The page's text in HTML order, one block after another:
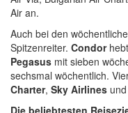
Air an.
Auch bei den
Spitzenreiter. Condor
Pegasus mit sieben
sechsmal wöchentlich.
Charter, Sky Airlines und
Die beliebtesten